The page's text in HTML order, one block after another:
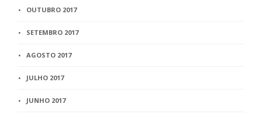
OUTUBRO 2017
SETEMBRO 2017
AGOSTO 2017
JULHO 2017
JUNHO 2017